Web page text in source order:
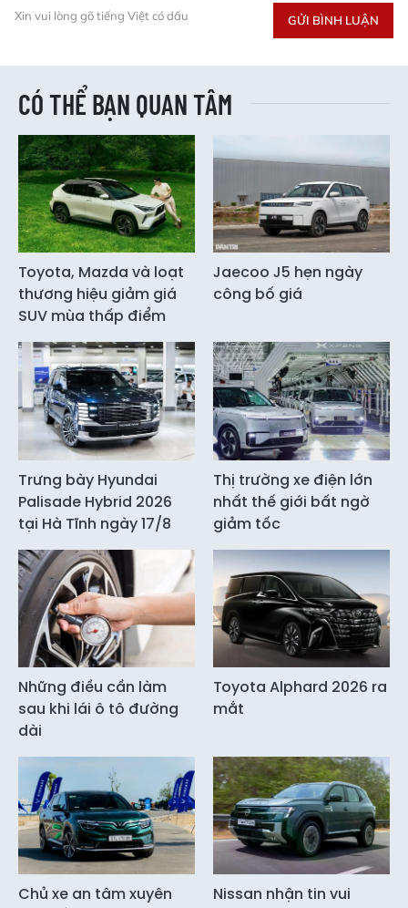
Xin vui lòng gõ tiếng Việt có dấu GỬI BÌNH LUẬN
CÓ THỂ BẠN QUAN TÂM
Toyota, Mazda và loạt
thương hiệu giảm giá
SUV mùa thấp điểm
Jaecoo J5 hẹn ngày
công bố giá
Trưng bày Hyundai
Palisade Hybrid 2026
tại Hà Tĩnh ngày 17/8
Thị trường xe điện lớn
nhất thế giới bất ngờ
giảm tốc
Những điều cần làm
sau khi lái ô tô đường
dài
Toyota Alphard 2026 ra
mắt
Chủ xe an tâm xuyên
Nissan nhận tin vui